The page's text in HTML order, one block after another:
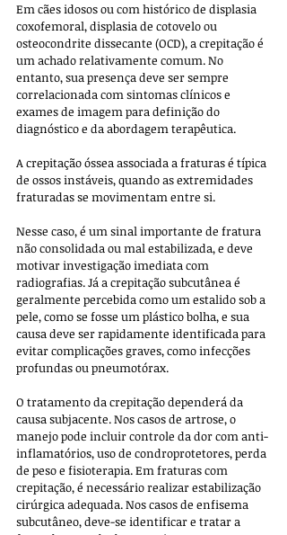
Em cães idosos ou com histórico de displasia
coxofemoral, displasia de cotovelo ou
osteocondrite dissecante (OCD), a crepitação é
um achado relativamente comum. No
entanto, sua presença deve ser sempre
correlacionada com sintomas clínicos e
exames de imagem para definição do
diagnóstico e da abordagem terapêutica.
A crepitação óssea associada a fraturas é típica
de ossos instáveis, quando as extremidades
fraturadas se movimentam entre si.
Nesse caso, é um sinal importante de fratura
não consolidada ou mal estabilizada, e deve
motivar investigação imediata com
radiografias. Já a crepitação subcutânea é
geralmente percebida como um estalido sob a
pele, como se fosse um plástico bolha, e sua
causa deve ser rapidamente identificada para
evitar complicações graves, como infecções
profundas ou pneumotórax.
O tratamento da crepitação dependerá da
causa subjacente. Nos casos de artrose, o
manejo pode incluir controle da dor com anti-
inflamatórios, uso de condroprotetores, perda
de peso e fisioterapia. Em fraturas com
crepitação, é necessário realizar estabilização
cirúrgica adequada. Nos casos de enfisema
subcutâneo, deve-se identificar e tratar a